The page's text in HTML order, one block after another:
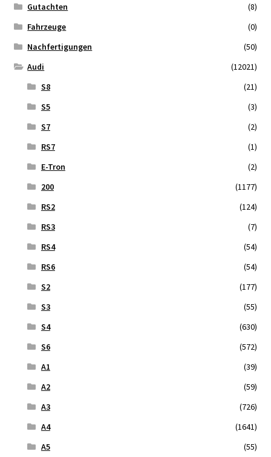
Gutachten
(8)
Fahrzeuge
(0)
Nachfertigungen
(50)
Audi
(12021)
S8
(21)
S5
(3)
S7
(2)
RS7
(1)
E-Tron
(2)
200
(1177)
RS2
(124)
RS3
(7)
RS4
(54)
RS6
(54)
S2
(177)
S3
(55)
S4
(630)
S6
(572)
A1
(39)
A2
(59)
A3
(726)
A4
(1641)
A5
(55)